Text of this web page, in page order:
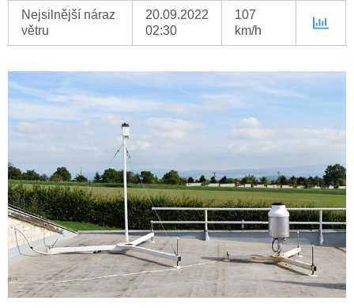
Nejsilnější náraz
větru
20.09.2022
02:30
107
km/h